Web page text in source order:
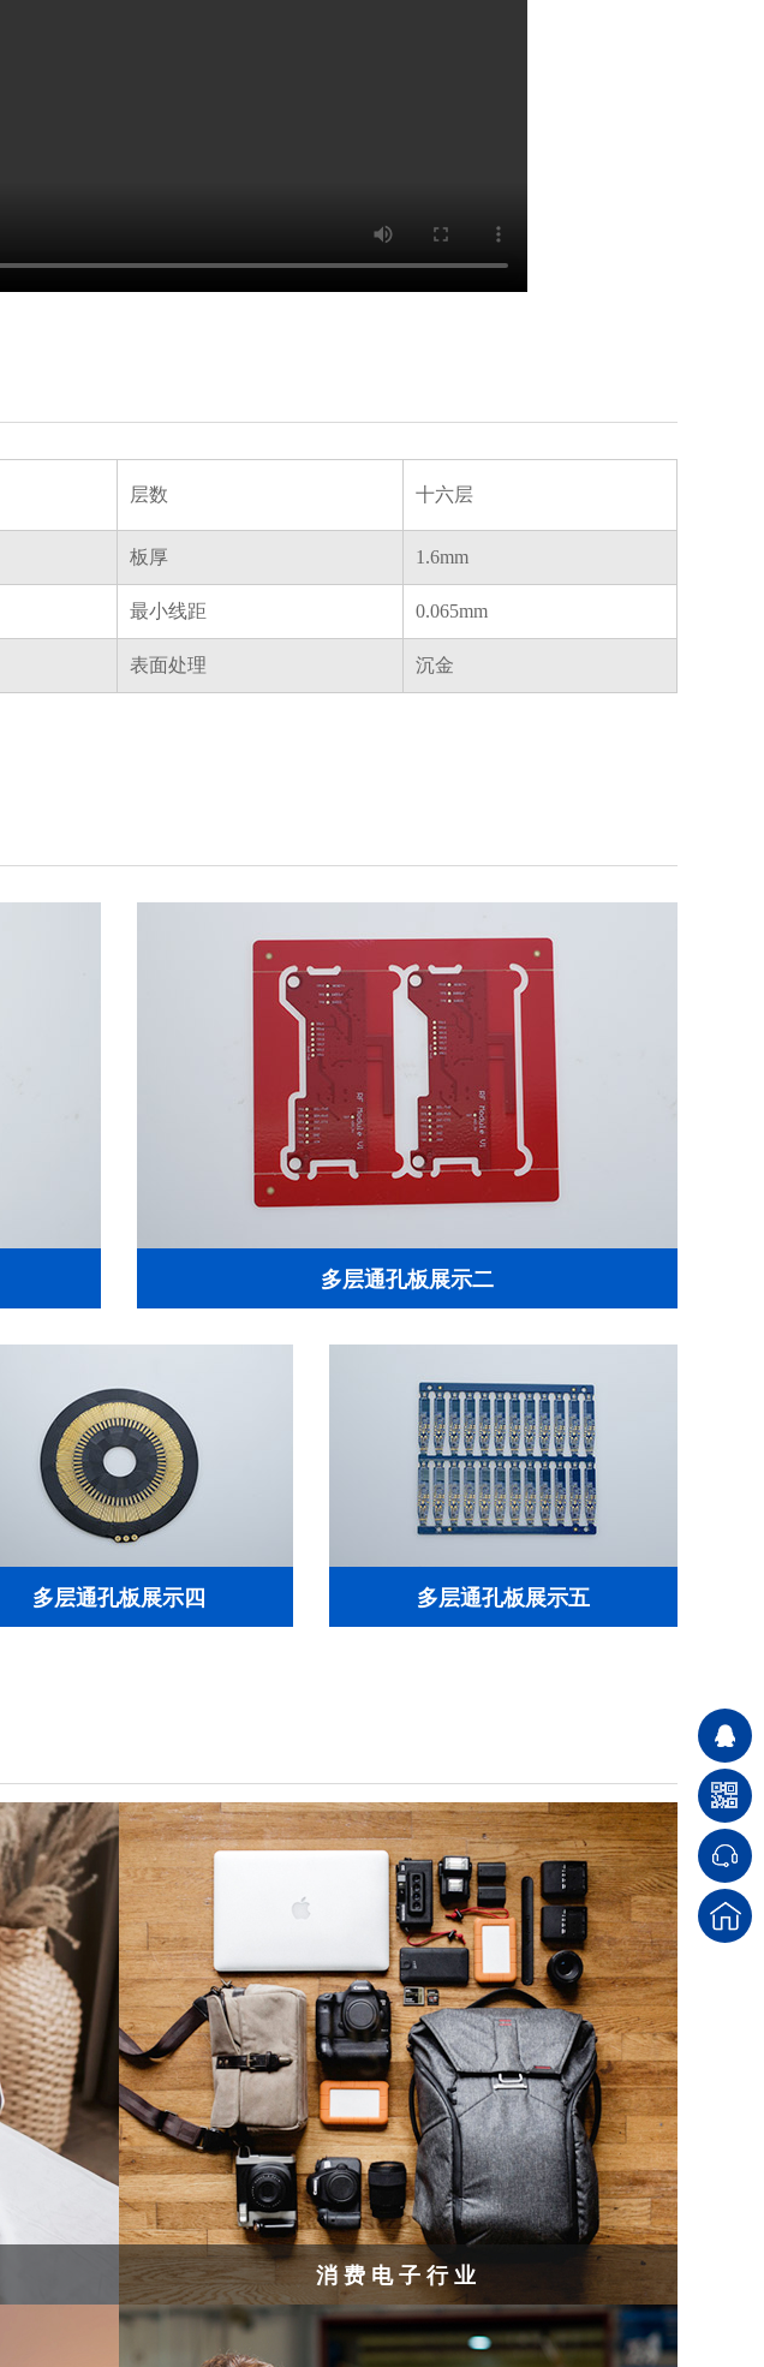
层数 十六层
板厚 1.6mm
最小线距 0.065mm
表面处理 沉金
多层通孔板展示二
多层通孔板展示四 多层通孔板展示五
消费电子行业